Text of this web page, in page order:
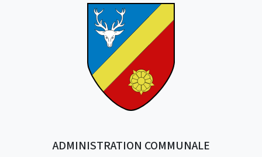
ADMINISTRATION COMMUNALE